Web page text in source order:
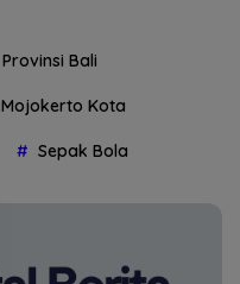
Provinsi Bali
Mojokerto Kota
Sepak Bola